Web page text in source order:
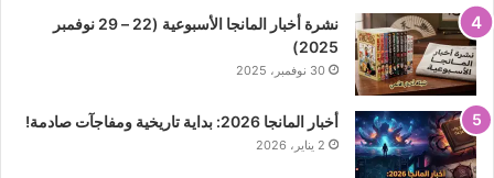
نشرة أخبار المانجا الأسبوعية (22 – 29 نوفمبر
2025)
30 نوفمبر، 2025
أخبار المانجا 2026: بداية تاريخية ومفاجآت صادمة!
2 يناير، 2026